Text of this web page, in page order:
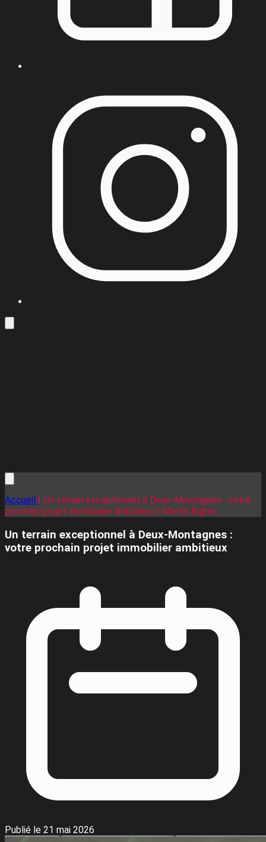
Accueil | Un terrain exceptionnel à Deux-Montagnes : votre
prochain projet immobilier ambitieux | Martin Bigras
Un terrain exceptionnel à Deux-Montagnes :
votre prochain projet immobilier ambitieux
Publié le 21 mai 2026